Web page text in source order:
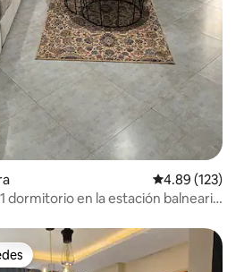
Calificación
4.89 (123)
dormitorio en la estación balnearia